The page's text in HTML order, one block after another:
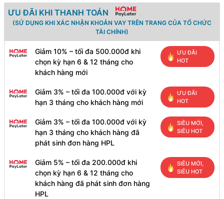
ƯU ĐÃI KHI THANH TOÁN
(SỬ DỤNG KHI XÁC NHẬN KHOẢN VAY TRÊN TRANG CỦA TỔ CHỨC
TÀI CHÍNH)
Giảm 10% – tối đa 500.000đ khi
chọn kỳ hạn 6 & 12 tháng cho
khách hàng mới
ƯU ĐÃI
HOT
Giảm 3% – tối đa 100.000đ với kỳ
hạn 3 tháng cho khách hàng mới
ƯU ĐÃI
HOT
Giảm 3% – tối đa 100.000đ với kỳ
hạn 3 tháng cho khách hàng đã
phát sinh đơn hàng HPL
SIÊU MỚI,
SIÊU HOT
Giảm 5% – tối đa 200.000đ khi
chọn kỳ hạn 6 & 12 tháng cho
khách hàng đã phát sinh đơn hàng
HPL
SIÊU MỚI,
SIÊU HOT